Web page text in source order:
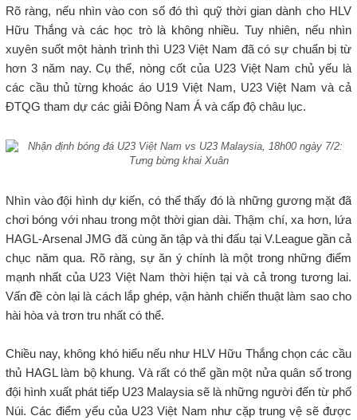
Rõ ràng, nếu nhìn vào con số đó thì quỹ thời gian dành cho HLV
Hữu Thắng và các học trò là không nhiều. Tuy nhiên, nếu nhìn
xuyên suốt một hành trình thì U23 Việt Nam đã có sự chuẩn bị từ
hơn 3 năm nay. Cụ thể, nòng cốt của U23 Việt Nam chủ yếu là
các cầu thủ từng khoác áo U19 Việt Nam, U23 Việt Nam và cả
ĐTQG tham dự các giải Đông Nam Á và cấp độ châu lục.
Nhìn vào đội hình dự kiến, có thể thấy đó là những gương mặt đã
chơi bóng với nhau trong một thời gian dài. Thậm chí, xa hơn, lứa
HAGL-Arsenal JMG đã cùng ăn tập và thi đấu tại V.League gần cả
chục năm qua. Rõ ràng, sự ăn ý chính là một trong những điểm
mạnh nhất của U23 Việt Nam thời hiện tại và cả trong tương lai.
Vấn đề còn lại là cách lắp ghép, vận hành chiến thuật làm sao cho
hài hòa và trơn tru nhất có thể.
Chiều nay, không khó hiểu nếu như HLV Hữu Thắng chọn các cầu
thủ HAGL làm bộ khung. Và rất có thể gần một nửa quân số trong
đội hình xuất phát tiếp U23 Malaysia sẽ là những người đến từ phố
Núi. Các điểm yếu của U23 Việt Nam như cặp trung vệ sẽ được